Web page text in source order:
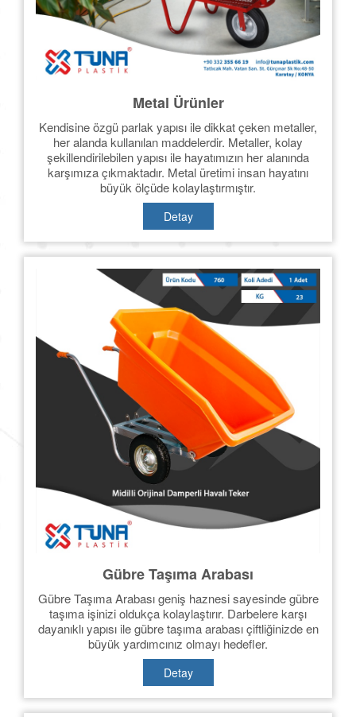
Metal Ürünler
Kendisine özgü parlak yapısı ile dikkat çeken metaller,
her alanda kullanılan maddelerdir. Metaller, kolay
şekillendirilebilen yapısı ile hayatımızın her alanında
karşımıza çıkmaktadır. Metal üretimi insan hayatını
büyük ölçüde kolaylaştırmıştır.
Detay
Gübre Taşıma Arabası
Gübre Taşıma Arabası geniş haznesi sayesinde gübre
taşıma işinizi oldukça kolaylaştırır. Darbelere karşı
dayanıklı yapısı ile gübre taşıma arabası çiftliğinizde en
büyük yardımcınız olmayı hedefler.
Detay